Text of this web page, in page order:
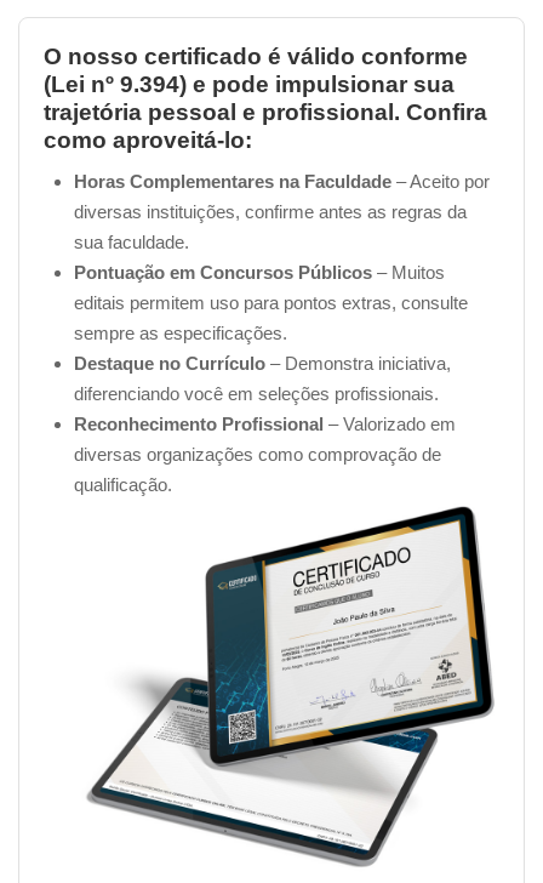
Curso de Segurança do Trabalho em
Cozinhas?
Introdução à Segurança do Trabalho em cozinhas
Legislação e Normas de Segurança do Trabalho
aplicáveis no setor de alimentos
dos Alimentos
Equipamentos de Proteção Individual e Coletiva
dentro da cozinha: uma visão geral
Máquinas e equipamentos: quando a NR12 é
cozinhas de restaurantes
Risco físico na cozinha de restaurante
Risco químico na cozinha de restaurante
Risco biológico na cozinha de restaurante
Risco de acidente na cozinha de restaurante
Risco ergonômico na cozinha de restaurante
Acidentes de trabalho mais comuns em cozinhas
Doenças ocupacionais mais comuns em cozinhas
Gestão de resíduos e descarte adequado em
cozinhas de restaurantes
Sinalização de segurança e comunicação eficaz em
cozinhas de restaurantes
Incêndio em cozinhas: como prevenir e como agir
Primeiros socorros na cozinha
O nosso certificado é válido conforme
(Lei nº 9.394) e pode impulsionar sua
trajetória pessoal e profissional. Confira
como aproveitá-lo:
Horas Complementares na Faculdade – Aceito por
diversas instituições, confirme antes as regras da
sua faculdade.
Pontuação em Concursos Públicos – Muitos
editais permitem uso para pontos extras, consulte
sempre as especificações.
Destaque no Currículo – Demonstra iniciativa,
diferenciando você em seleções profissionais.
Reconhecimento Profissional – Valorizado em
diversas organizações como comprovação de
qualificação.